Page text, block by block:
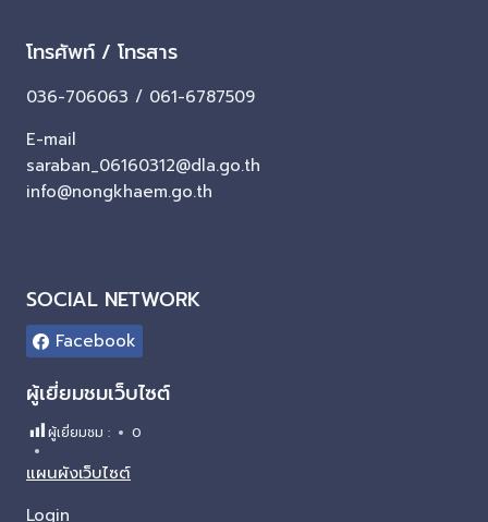
โทรศัพท์ / โทรสาร
036-706063 / 061-6787509
E-mail
saraban_06160312@dla.go.th
info@nongkhaem.go.th
SOCIAL NETWORK
Facebook
ผู้เยี่ยมชมเว็บไซต์
ผู้เยี่ยมชม : 0
แผนผังเว็บไซต์
Login